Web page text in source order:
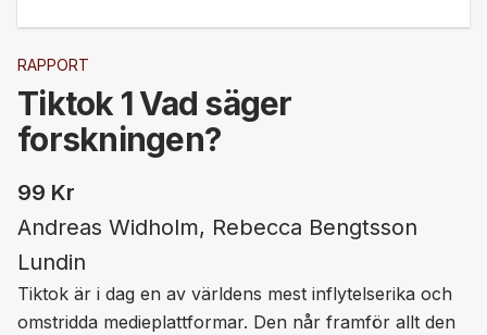
RAPPORT
Tiktok 1 Vad säger
forskningen?
99 Kr
Andreas Widholm, Rebecca Bengtsson
Lundin
Tiktok är i dag en av världens mest inflytelserika och
omstridda medieplattformar. Den når framför allt den